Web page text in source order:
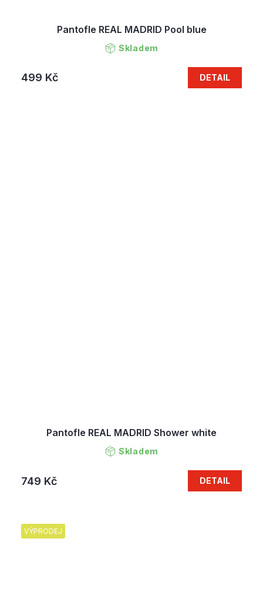
Pantofle REAL MADRID Pool blue
Skladem
499 Kč DETAIL
Pantofle REAL MADRID Shower white
Skladem
749 Kč DETAIL
VÝPRODEJ